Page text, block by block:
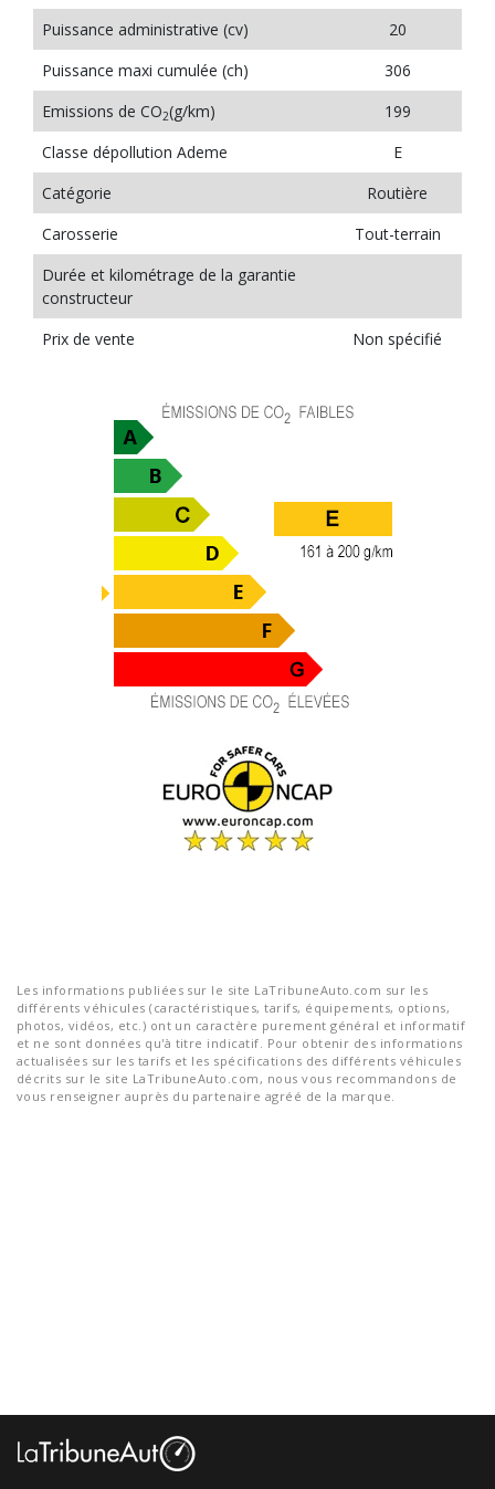
Puissance administrative (cv)
20
Puissance maxi cumulée (ch)
306
Emissions de CO2(g/km)
199
Classe dépollution Ademe
E
Catégorie
Routière
Carosserie
Tout-terrain
Durée et kilométrage de la garantie
constructeur
Prix de vente
Non spécifié
Les informations publiées sur le site LaTribuneAuto.com sur les
différents véhicules (caractéristiques, tarifs, équipements, options,
photos, vidéos, etc.) ont un caractère purement général et informatif
et ne sont données qu'à titre indicatif. Pour obtenir des informations
actualisées sur les tarifs et les spécifications des différents véhicules
décrits sur le site LaTribuneAuto.com, nous vous recommandons de
vous renseigner auprès du partenaire agréé de la marque.